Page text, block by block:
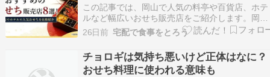
この記事では、岡山で人気の料亭や百貨店、ホテ
ルなど幅広いおせち販売店をご紹介します。岡山
市内を中心に、お正月にふさわしい華やかなおせ
ちを購入できる店舗を厳選しました。百貨店やホ
テル、老舗料理店など、それぞれの特徴や販売方
法、予約方法を比較しながら紹介しています。地
元ならではのお…
26日前 宅配で食事をとろう
チョロギは気持ち悪いけど正体はなに？
おせち料理に使われる意味も